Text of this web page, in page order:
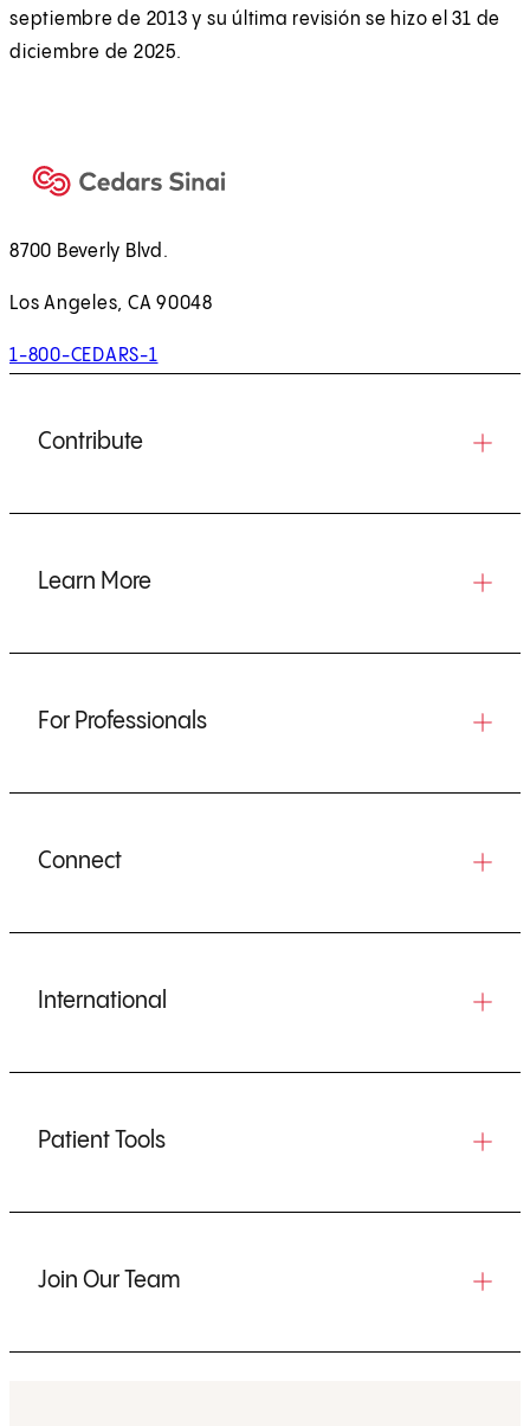
septiembre de 2013 y su última revisión se hizo el 31 de
diciembre de 2025.
8700 Beverly Blvd.
Los Angeles, CA 90048
1-800-CEDARS-1
Contribute
Learn More
For Professionals
Connect
International
Patient Tools
Join Our Team